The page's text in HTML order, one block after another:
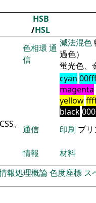
HSB
/HSL
色相環 通
信
減法混色
過色）
蛍光色、
cyan
magenta
yellow
black
、 通信 印刷 プ
情報
材料
報処理概論色度座標 ス